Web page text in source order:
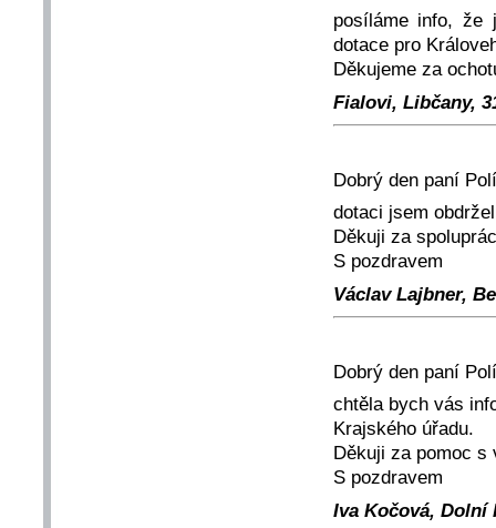
posíláme info, že
dotace pro
Děkujeme za
Fialovi, Libčany,
Dobrý den paní
dotaci jsem
Děkuji za
S pozdravem
Václav Lajbner,
Dobrý den paní
chtěla bych vás
Krajského úřadu.
Děkuji za pomoc
S pozdravem
Iva Kočová, Dolní